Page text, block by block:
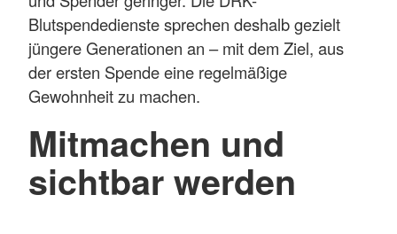
Blutspendedienste sprechen deshalb gezielt
jüngere Generationen an – mit dem Ziel, aus
der ersten Spende eine regelmäßige
Gewohnheit zu machen.
Mitmachen und
sichtbar werden